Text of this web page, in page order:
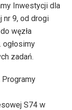
Inwestycji dla
nr 9, od drogi
węzła
ogłosimy
zadań.
S74 w